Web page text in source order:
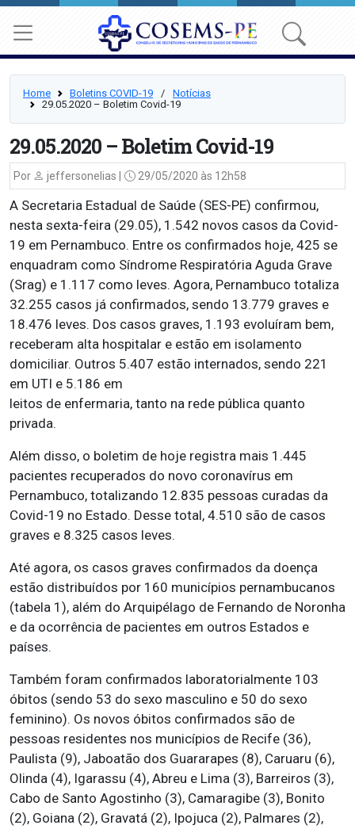
Home Boletins COVID-19 ⠀/⠀ Notícias
29.05.2020 – Boletim Covid-19
29.05.2020 – Boletim Covid-19
Por jeffersonelias | 29/05/2020 às 12h58
A Secretaria Estadual de Saúde (SES-PE) confirmou,
nesta sexta-feira (29.05), 1.542 novos casos da Covid-
19 em Pernambuco. Entre os confirmados hoje, 425 se
enquadram como Síndrome Respiratória Aguda Grave
(Srag) e 1.117 como leves. Agora, Pernambuco totaliza
32.255 casos já confirmados, sendo 13.779 graves e
18.476 leves. Dos casos graves, 1.193 evoluíram bem,
receberam alta hospitalar e estão em isolamento
domiciliar. Outros 5.407 estão internados, sendo 221
em UTI e 5.186 em
leitos de enfermaria, tanto na rede pública quanto
privada.
Além disso, o boletim de hoje registra mais 1.445
pacientes recuperados do novo coronavírus em
Pernambuco, totalizando 12.835 pessoas curadas da
Covid-19 no Estado. Desse total, 4.510 são de casos
graves e 8.325 casos leves.
Até agora, os casos graves confirmados da doença
estão distribuídos por 160 municípios pernambucanos
(tabela 1), além do Arquipélago de Fernando de Noronha
e da ocorrência de pacientes em outros Estados e
países.
Também foram confirmados laboratorialmente 103
óbitos (sendo 53 do sexo masculino e 50 do sexo
feminino). Os novos óbitos confirmados são de
pessoas residentes nos municípios de Recife (36),
Paulista (9), Jaboatão dos Guararapes (8), Caruaru (6),
Olinda (4), Igarassu (4), Abreu e Lima (3), Barreiros (3),
Cabo de Santo Agostinho (3), Camaragibe (3), Bonito
(2), Goiana (2), Gravatá (2), Ipojuca (2), Palmares (2),